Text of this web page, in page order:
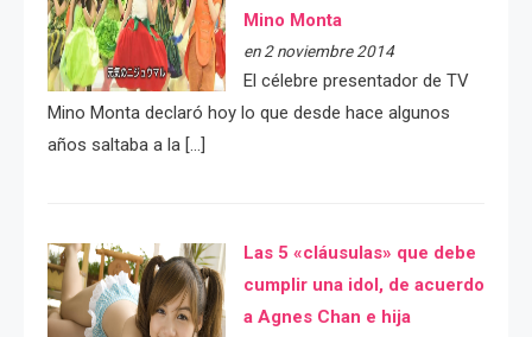
Mino Monta
en 2 noviembre 2014
El célebre presentador de TV
Mino Monta declaró hoy lo que desde hace algunos
años saltaba a la […]
Las 5 «cláusulas» que debe
cumplir una idol, de acuerdo
a Agnes Chan e hija